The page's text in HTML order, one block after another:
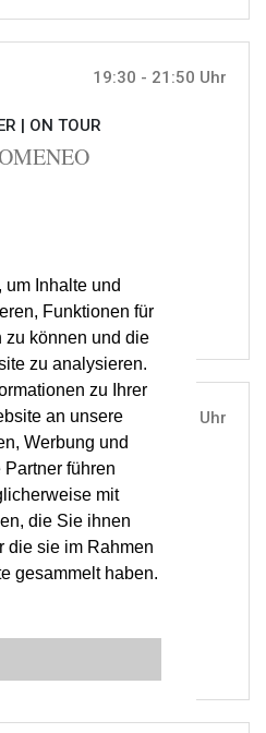
Inhalte und
Funktionen für
zu können und die
zu analysieren.
zu Ihrer
an unsere
Werbung und
führen
mit
die Sie ihnen
die sie im Rahmen
gesammelt haben.
19:30 - 21:50 Uhr
| ON TOUR
19:30 - 21:50 Uhr
|ON TOUR